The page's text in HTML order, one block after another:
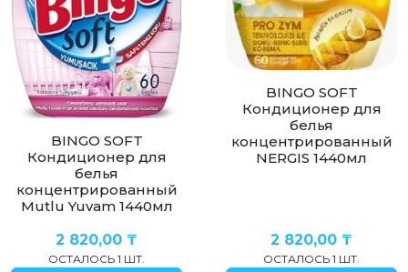
BINGO SOFT
Кондиционер для
белья
концентрированный
Mutlu Yuvam 1440мл
2 820,00 ₸
ОСТАЛОСЬ 1 ШТ.
BINGO SOFT
Кондиционер для
белья
концентрированный
NERGIS 1440мл
2 820,00 ₸
ОСТАЛОСЬ 1 ШТ.